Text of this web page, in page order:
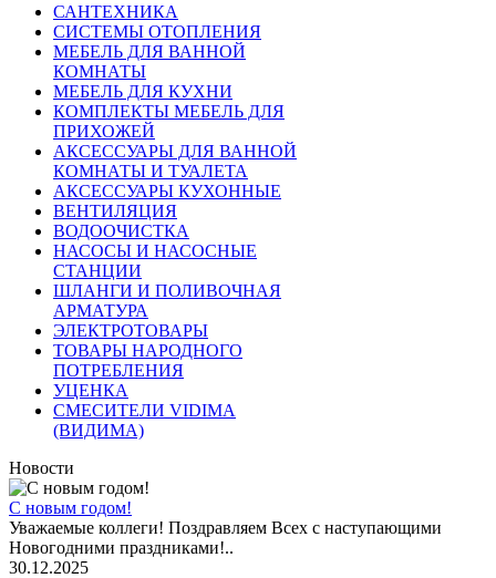
САНТЕХНИКА
СИСТЕМЫ ОТОПЛЕНИЯ
МЕБЕЛЬ ДЛЯ ВАННОЙ
КОМНАТЫ
МЕБЕЛЬ ДЛЯ КУХНИ
КОМПЛЕКТЫ МЕБЕЛЬ ДЛЯ
ПРИХОЖЕЙ
АКСЕССУАРЫ ДЛЯ ВАННОЙ
КОМНАТЫ И ТУАЛЕТА
АКСЕССУАРЫ КУХОННЫЕ
ВЕНТИЛЯЦИЯ
ВОДООЧИСТКА
НАСОСЫ И НАСОСНЫЕ
СТАНЦИИ
ШЛАНГИ И ПОЛИВОЧНАЯ
АРМАТУРА
ЭЛЕКТРОТОВАРЫ
ТОВАРЫ НАРОДНОГО
ПОТРЕБЛЕНИЯ
УЦЕНКА
СМЕСИТЕЛИ VIDIMA
(ВИДИМА)
Новости
С новым годом!
Уважаемые коллеги! Поздравляем Всех с наступающими
Новогодними праздниками!..
30.12.2025